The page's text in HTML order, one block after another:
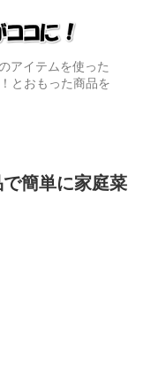
アイテムを使った
とおもった商品を
簡単に家庭菜